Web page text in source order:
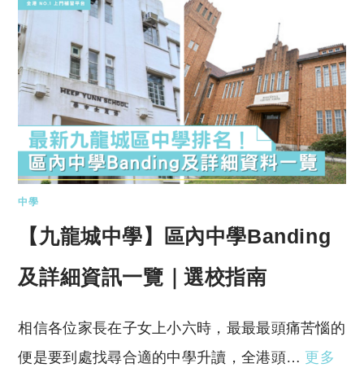
中學
【九龍城中學】區內中學Banding
及詳細資訊一覽｜選校指南
相信各位家長在子女上小六時，最最最頭痛苦惱的
便是要到處找尋合適的中學升讀，全港頭… 更多